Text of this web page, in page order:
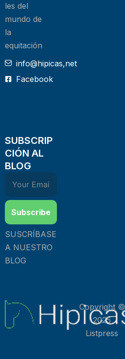
les del
mundo de
la
equitación
info@hipicas,net
Facebook
SUBSCRIP
CIÓN AL
BLOG
Subscribe
SUSCRÍBASE
A NUESTRO
BLOG
Copyright ©
2025
Listpress